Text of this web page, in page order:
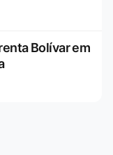
Bolívar em